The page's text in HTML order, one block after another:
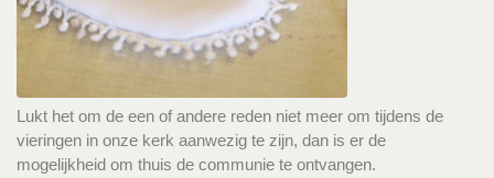
Lukt het om de een of andere reden niet meer om tijdens de
vieringen in onze kerk aanwezig te zijn, dan is er de
mogelijkheid om thuis de communie te ontvangen.